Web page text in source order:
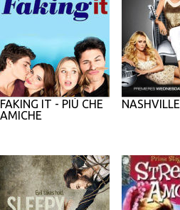
FAKING IT - PIÙ CHE
AMICHE
NASHVILLE